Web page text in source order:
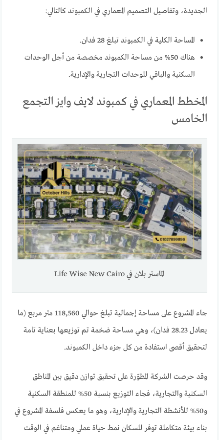
الجديدة، وتفاصيل التصميم المعماري في الكمبوند كالتالي:
المساحة الكلية في الكمبوند تبلغ 28 فدان.
هناك 50% من مساحة الكمبوند مخصصة من أجل الوحدات
السكنية والباقي للوحدات التجارية والإدارية.
المخطط المعماري في كمبوند لايف وايز التجمع
الخامس
الماستر بلان في Life Wise New Cairo
جاء المشروع على مساحة إجمالية تبلغ حوالي 118,560 متر مربع (ما
يعادل 28.23 فدان)، وهي مساحة ضخمة تم توزيعها بعناية تامة
لتحقيق أقصى استفادة من كل جزء داخل الكمبوند.
وقد حرصت الشركة المطوّرة على تحقيق توازن دقيق بين المناطق
السكنية والتجارية، فجاء التوزيع بنسبة 50% للمنطقة السكنية
و50% للأنشطة التجارية والإدارية، وهو ما يعكس فلسفة المشروع في
بناء بيئة متكاملة توفر للسكان نمط حياة عملي ومتناغم في الوقت